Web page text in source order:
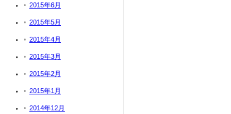
2015年6月
2015年5月
2015年4月
2015年3月
2015年2月
2015年1月
2014年12月